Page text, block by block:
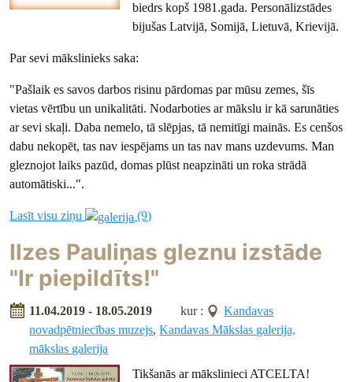
biedrs kopš 1981.gada. Personālizstādes
bijušas Latvijā, Somijā, Lietuvā, Krievijā.
Par sevi mākslinieks saka:
"Pašlaik es savos darbos risinu pārdomas par mūsu zemes, šīs
vietas vērtību un unikalitāti. Nodarboties ar mākslu ir kā sarunāties
ar sevi skaļi. Daba nemelo, tā slēpjas, tā nemitīgi mainās. Es cenšos
dabu nekopēt, tas nav iespējams un tas nav mans uzdevums. Man
gleznojot laiks pazūd, domas plūst neapzināti un roka strādā
automātiski...".
Lasīt visu ziņu (9)
Ilzes Pauliņas gleznu izstāde
"Ir piepildīts!"
11.04.2019 - 18.05.2019 kur :
Kandavas
novadpētniecības muzejs,Kandavas Mākslas galerija,
mākslas galerija
Tikšanās ar mākslinieci ATCELTA!